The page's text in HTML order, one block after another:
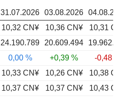
31.07.2026 03.08.2026
10,32 CN¥ 10,36 CN¥
10,31
24.190.789 20.609.494
0,00 % +0,39 %
-0,48
10,33 CN¥ 10,26 CN¥
10,38
10,37 CN¥ 10,37 CN¥
10,43